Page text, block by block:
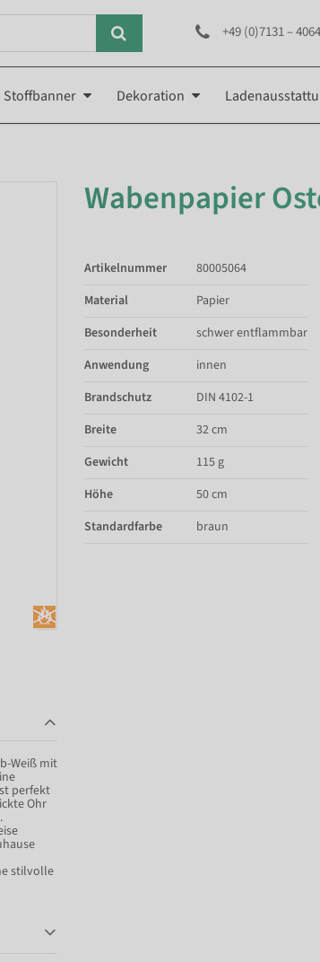
+49 (0)7131 –
Stoffbanner Dekoration
Wabenpapier
Artikelnummer
80005064
Material
Papier
Besonderheit
schwer entflammbar
Anwendung
innen
Brandschutz
DIN 4102-1
Breite
32 cm
Gewicht
115 g
Höhe
50 cm
Standardfarbe
braun
Weiß mit
perfekt
Ohr
stilvolle